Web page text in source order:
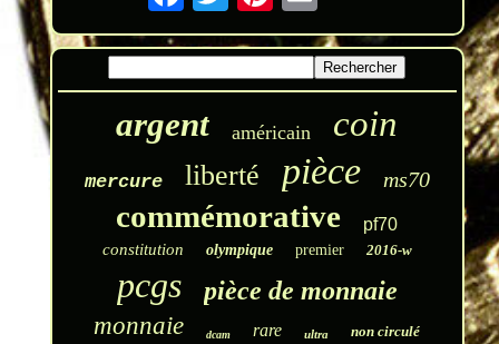
argent américain coin
mercure liberté pièce ms70
commémorative pf70
constitution olympique premier 2016-w
pcgs pièce de monnaie
monnaie dcam rare ultra non circulé